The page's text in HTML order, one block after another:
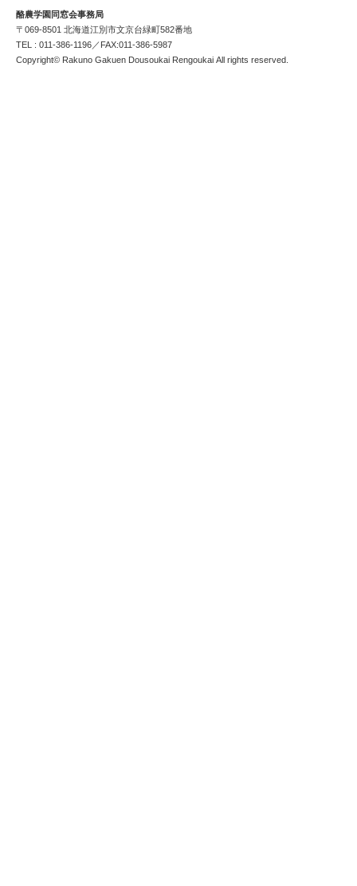
酪農学園同窓会事務局
〒069-8501 北海道江別市文京台緑町582番地
TEL : 011-386-1196／FAX:011-386-5987
Copyright© Rakuno Gakuen Dousoukai Rengoukai All rights reserved.